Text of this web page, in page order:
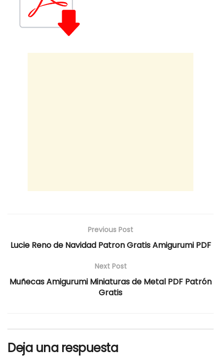
Previous Post
Lucie Reno de Navidad Patron Gratis Amigurumi PDF
Next Post
Muñecas Amigurumi Miniaturas de Metal PDF Patrón
Gratis
Deja una respuesta